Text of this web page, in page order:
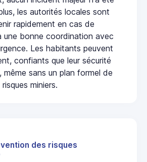
les autorités locales sont
rapidement en cas de
une bonne coordination avec
Les habitants peuvent
confiants que leur sécurité
même sans un plan formel de
miniers.
des risques